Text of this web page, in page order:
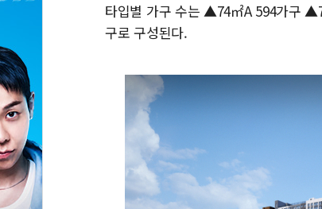
타입별 가구 수는 ▲74㎡A 594가구
구로 구성된다.